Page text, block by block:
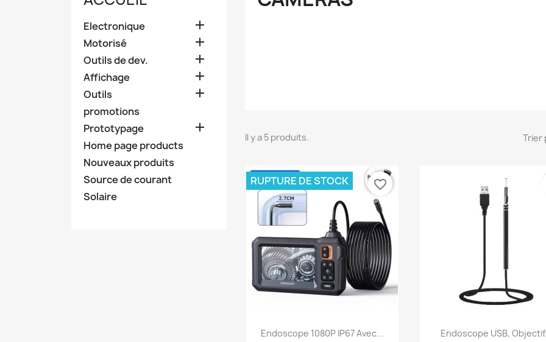
Electronique 
Motorisé 
Outils de dev. 
Affichage 
Outils 
promotions
Prototypage

Home page products
Nouveaux produits
Source de courant
Solaire
Il y a 5 produits. Trier
Aperçu rapide
Endoscope 1080P IP67 Avec...
RUPTURE DE STOCK favorite_border
Aperçu rapide
Endoscope USB,